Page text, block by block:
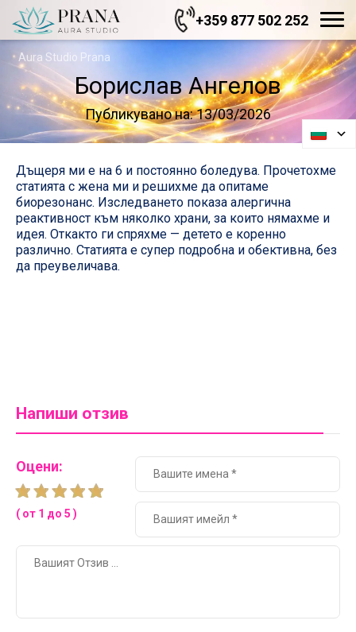
+359 877 502 252
Aura Studio Prana
Борислав Ангелов
Публикувано на: 13/03/2026
Дъщеря ми е на 6 и постоянно боледува. Прочетохме
статията с жена ми и решихме да опитаме
биорезонанс. Изследването показа алергична
реактивност към няколко храни, за които нямахме и
идея. Откакто ги спряхме — детето е коренно
различно. Статията е супер подробна и обективна, без
да преувеличава.
Напиши отзив
Оцени:
( от 1 до 5 )